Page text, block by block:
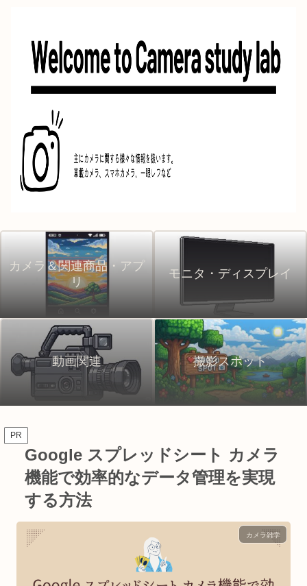
カメラ＆関連商品・アプ
リ
モニタ・ディスプレイ
動画関連 撮影スポット
PR
Google スプレッドシート カメラ
機能で効率的なデータ管理を実現
する方法
カメラ雑学